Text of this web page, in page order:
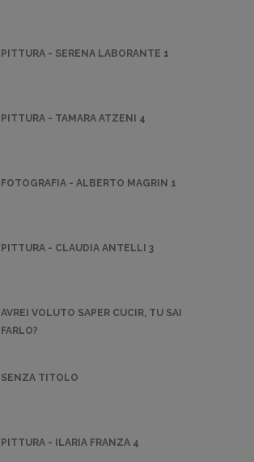
PITTURA - SERENA LABORANTE 1
PITTURA - TAMARA ATZENI 4
FOTOGRAFIA - ALBERTO MAGRIN 1
PITTURA - CLAUDIA ANTELLI 3
AVREI VOLUTO SAPER CUCIR, TU SAI
FARLO?
SENZA TITOLO
PITTURA - ILARIA FRANZA 4